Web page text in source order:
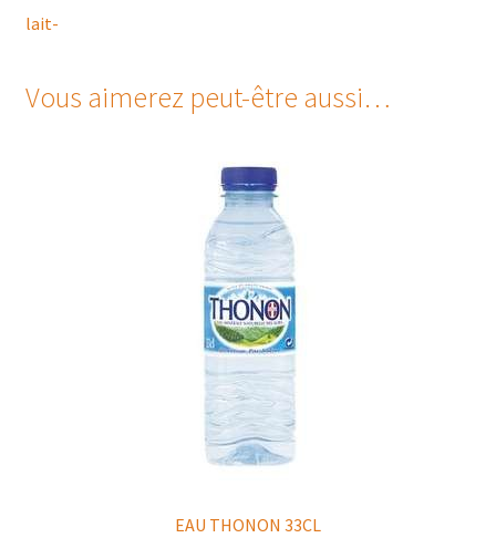
lait-
Vous aimerez peut-être aussi…
EAU THONON 33CL